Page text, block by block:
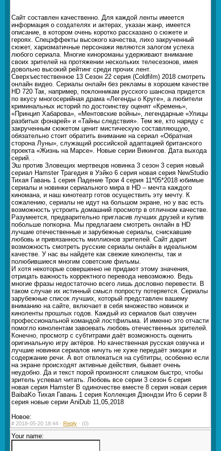
Сайт составлен качественно. Для каждой ленты имеется
информация о создателях и актерах, указан жанр, имеется
описание, в котором очень коротко рассказано о сюжете и
героях. Спецэффекты высокого качества, лихо закрученный
сюжет, харизматичные персонажи являются залогом успеха
любого сериала. Многие кинороманы удерживают внимание
своих зрителей на протяжении нескольких телесезонов, имея
довольно высокий рейтинг среди прочих лент.
Сверхъестественное 13 Сезон 22 серия (Coldfilm) 2018 смотреть
онлайн видео. Сериалы онлайн без рекламы в хорошем качестве
HD 720 Так, например, поклонникам русского шансона придется
по вкусу многосерийная драма «Легенды о Круге», а любители
криминальных историй по достоинству оценят «Кремень»,
«Принцип Хабарова», «Ментовские войны», легендарные «Улицы
разбитых фонарей» и «Тайны следствия». Тем же, кто наряду с
закрученным сюжетом ценит мистическую составляющую,
обязательно стоит обратить внимание на сериал «Обратная
сторона Луны», служащий российской адаптацией британского
проекта «Жизнь на Марсе». Новые серии Викингов. Дата выхода
серий. .
Эш против Зловещих мертвецов новинка 3 сезон 3 серия новый
сериал Hamster Трагедия в Уэйко 6 серия новая серия NewStudio
Тихая Гавань 1 серия Падение Трои 4 серия 11*05*2018 юбимые
сериалы и новинки сериального мира в HD – мечта каждого
киномана, и наш кинотеатр готов осуществить эту мечту. К
сожалению, сериалы не идут на большом экране, но у вас есть
возможность устроить домашний просмотр в отличном качестве.
Разумеется, предварительно пригласив лучших друзей и купив
побольше попкорна. Мы предлагаем смотреть онлайн в HD
лучшие отечественные и зарубежные сериалы, снискавшие
любовь и привязанность миллионов зрителей. Сайт дарит
возможность смотреть русские сериалы онлайн в идеальном
качестве. У нас вы найдете как свежие киноленты, так и
полюбившиеся многим советские фильмы.
И хотя некоторые совершенно не придают этому значения,
отрицать важность корректного перевода невозможно. Ведь
многие фразы недостаточно всего лишь дословно перевести. В
таком случае их истинный смысл попросту потеряется. Сериалы
зарубежные список лучших, который представлен вашему
вниманию на сайте, включает в себя множество новинок и
киноленты прошлых годов. Каждый из сериалов был озвучен
профессиональной командой лостфильма. И именно это отчасти
помогло кинолентам завоевать любовь отечественных зрителей.
Конечно, просмотр с субтитрами даёт возможность оценить
оригинальную игру актёров. Но качественная русская озвучка и
лучшие новинки сериалов ничуть не хуже передаёт эмоции и
содержание речи. А вот отвлекаться на субтитры, особенно если
на экране происходят активные действия, бывает очень
неудобно. Да и текст порой произносят слишком быстро, чтобы
зритель успевал читать. Любовь все серии 3 сезон 6 серия
новая серия Hamster В одиночестве вместе 8 серия новая серия
BaibaKo Тихая Гавань 1 серия Коллекция Дзюндзи Ито 6 серии 8
серия новые серии AniDub 11,05,2018
Новое:
# 2018-05-20 18:44 · Reply · (0)
Your name: